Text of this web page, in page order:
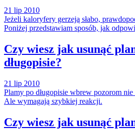
21 lip 2010
Jeżeli kaloryfery gerzeją słabo,
Poniżej przedstawiam sposób, jak
Czy wiesz jak usunąć
długopisie?
21 lip 2010
Plamy po długopisie wbrew pozorom nie
Ale wymagają szybkiej reakcji.
Czy wiesz jak usunąć